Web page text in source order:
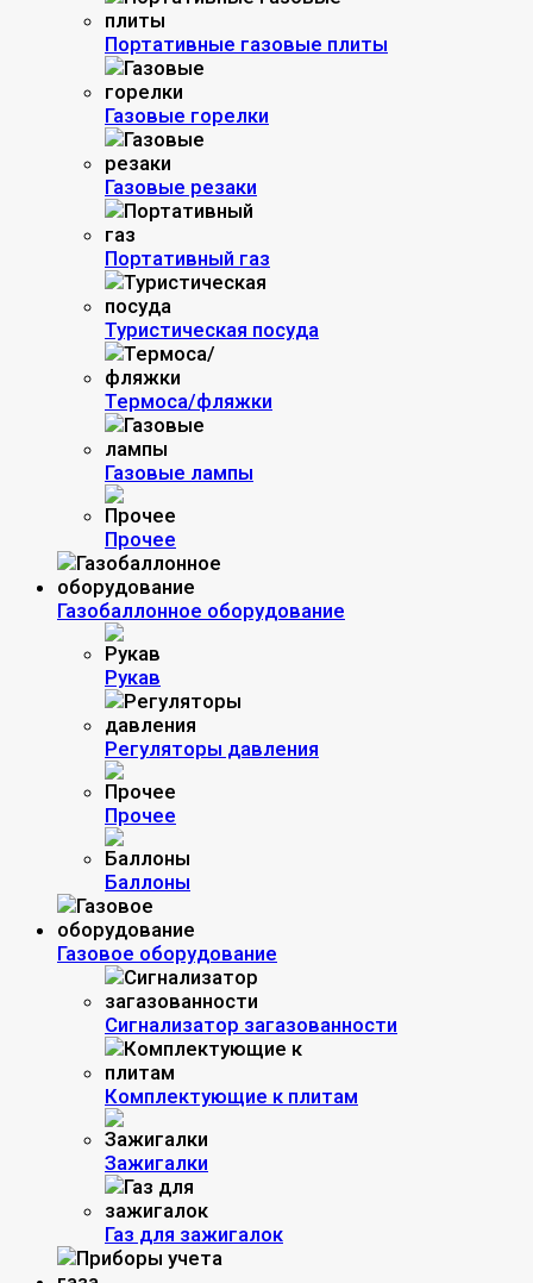
Портативные газовые плиты
Газовые горелки
Газовые резаки
Портативный газ
Туристическая посуда
Термоса/фляжки
Газовые лампы
Прочее
Газобаллонное оборудование
Рукав
Регуляторы давления
Прочее
Баллоны
Газовое оборудование
Сигнализатор загазованности
Комплектующие к плитам
Зажигалки
Газ для зажигалок